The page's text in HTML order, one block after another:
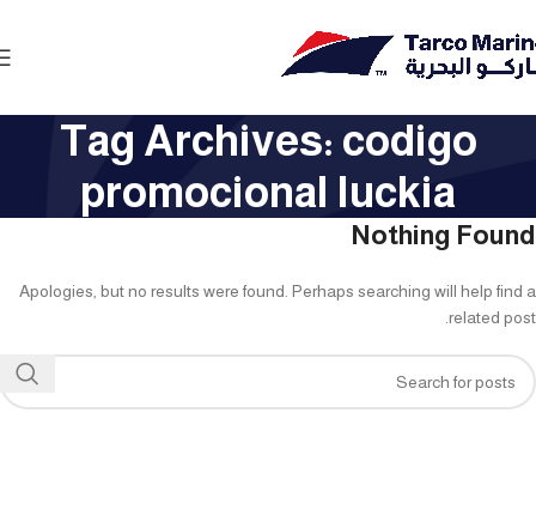
Tag Archives: codigo
promocional luckia
Nothing Found
Apologies, but no results were found. Perhaps searching will help find a
related post.